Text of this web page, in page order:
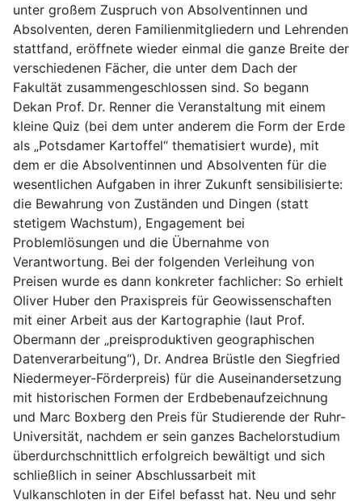
unter großem Zuspruch von Absolventinnen und
Absolventen, deren Familienmitgliedern und Lehrenden
stattfand, eröffnete wieder einmal die ganze Breite der
verschiedenen Fächer, die unter dem Dach der
Fakultät zusammengeschlossen sind. So begann
Dekan Prof. Dr. Renner die Veranstaltung mit einem
kleine Quiz (bei dem unter anderem die Form der Erde
als „Potsdamer Kartoffel“ thematisiert wurde), mit
dem er die Absolventinnen und Absolventen für die
wesentlichen Aufgaben in ihrer Zukunft sensibilisierte:
die Bewahrung von Zuständen und Dingen (statt
stetigem Wachstum), Engagement bei
Problemlösungen und die Übernahme von
Verantwortung. Bei der folgenden Verleihung von
Preisen wurde es dann konkreter fachlicher: So erhielt
Oliver Huber den Praxispreis für Geowissenschaften
mit einer Arbeit aus der Kartographie (laut Prof.
Obermann der „preisproduktiven geographischen
Datenverarbeitung“), Dr. Andrea Brüstle den Siegfried
Niedermeyer-Förderpreis) für die Auseinandersetzung
mit historischen Formen der Erdbebenaufzeichnung
und Marc Boxberg den Preis für Studierende der Ruhr-
Universität, nachdem er sein ganzes Bachelorstudium
überdurchschnittlich erfolgreich bewältigt und sich
schließlich in seiner Abschlussarbeit mit
Vulkanschloten in der Eifel befasst hat. Neu und sehr